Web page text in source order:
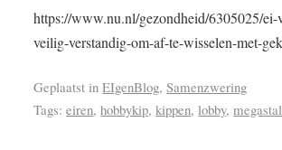
https://www.nu.nl/gezondheid/6305025/
veilig-verstandig-om-af-te-wisselen-met-
Geplaatst in EIgenBlog,Samenzwering
Tags: eiren,hobbykip,kippen,lobby,